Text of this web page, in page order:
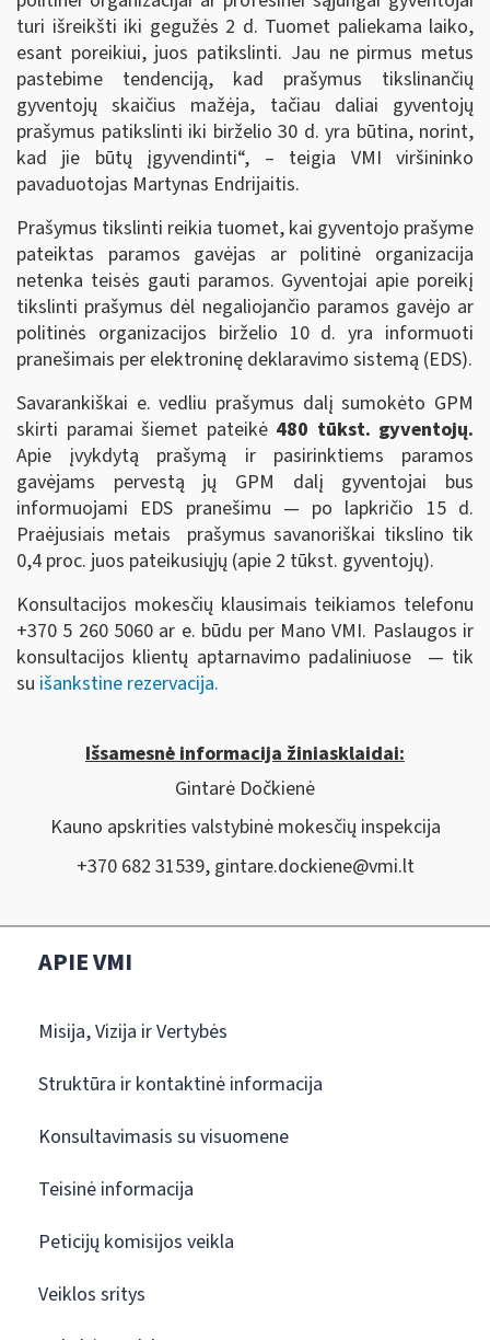
turi išreikšti iki gegužės 2 d. Tuomet paliekama laiko,
esant poreikiui, juos patikslinti. Jau ne pirmus metus
pastebime tendenciją, kad prašymus tikslinančių
gyventojų skaičius mažėja, tačiau daliai gyventojų
prašymus patikslinti iki birželio 30 d. yra būtina, norint,
kad jie būtų įgyvendinti“, – teigia VMI viršininko
pavaduotojas Martynas Endrijaitis.
Prašymus tikslinti reikia tuomet, kai gyventojo prašyme
pateiktas paramos gavėjas ar politinė organizacija
netenka teisės gauti paramos. Gyventojai apie poreikį
tikslinti prašymus dėl negaliojančio paramos gavėjo ar
politinės organizacijos birželio 10 d. yra informuoti
pranešimais per elektroninę deklaravimo sistemą (EDS).
Savarankiškai e. vedliu prašymus dalį sumokėto GPM
skirti paramai šiemet pateikė 480 tūkst. gyventojų.
Apie įvykdytą prašymą ir pasirinktiems paramos
gavėjams pervestą jų GPM dalį gyventojai bus
informuojami EDS pranešimu ― po lapkričio 15 d.
Praėjusiais metais prašymus savanoriškai tikslino tik
0,4 proc. juos pateikusiųjų (apie 2 tūkst. gyventojų).
Konsultacijos mokesčių klausimais teikiamos telefonu
+370 5 260 5060 ar e. būdu per Mano VMI. Paslaugos ir
konsultacijos klientų aptarnavimo padaliniuose ― tik
su išankstine rezervacija.
Išsamesnė informacija žiniasklaidai:
Gintarė Dočkienė
Kauno apskrities valstybinė mokesčių inspekcija
+370 682 31539, gintare.dockiene@vmi.lt
APIE VMI
Misija, Vizija ir Vertybės
Struktūra ir kontaktinė informacija
Konsultavimasis su visuomene
Teisinė informacija
Peticijų komisijos veikla
Veiklos sritys